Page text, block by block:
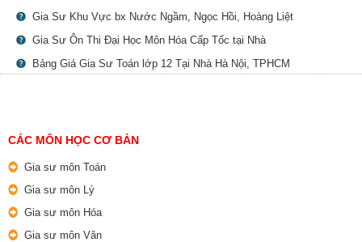
Gia Sư Khu Vực bx Nước Ngầm, Ngọc Hồi, Hoàng Liệt
Gia Sư Ôn Thi Đại Học Môn Hóa Cấp Tốc tại Nhà
Bảng Giá Gia Sư Toán lớp 12 Tại Nhà Hà Nội, TPHCM
CÁC MÔN HỌC CƠ BẢN
Gia sư môn Toán
Gia sư môn Lý
Gia sư môn Hóa
Gia sư môn Văn